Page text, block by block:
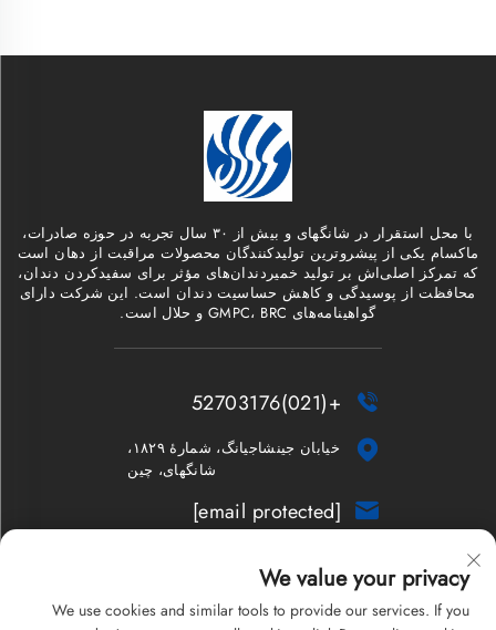
با محل استقرار در شانگهای و بیش از ۳۰ سال تجربه در حوزه صادرات،
ماکسام یکی از پیشروترین تولیدکنندگان محصولات مراقبت از دهان است
که تمرکز اصلی‌اش بر تولید خمیردندان‌های مؤثر برای سفیدکردن دندان،
محافظت از پوسیدگی و کاهش حساسیت دندان است. این شرکت دارای
گواهینامه‌های GMPC، BRC و حلال است.

+(021)52703176

خیابان جینشاجیانگ، شمارهٔ ۱۸۲۹،
شانگهای، چین

[email protected]
خبرنامه
We value your privacy
We use cookies and similar tools to provide our services. If you